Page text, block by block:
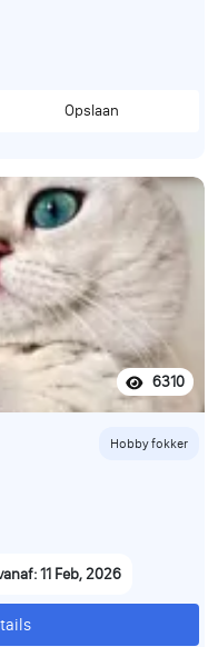
Opslaan
6310
Hobby fokker
11 Feb, 2026